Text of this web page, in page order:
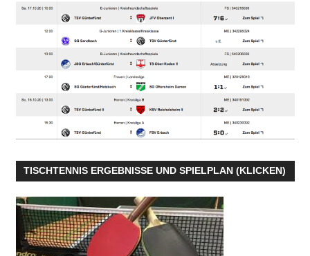
TISCHTENNIS ERGEBNISSE UND SPIELPLAN (KLICKEN)